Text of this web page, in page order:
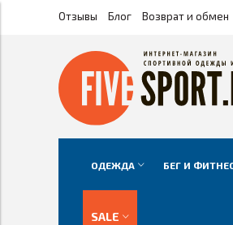
Отзывы Блог Возврат и обмен
ОДЕЖДА БЕГ И
SALE